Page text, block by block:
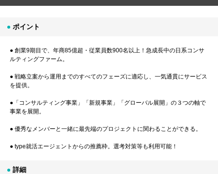
ポイント
● 創業9期目で、年商85億超・従業員数900名以上！急成長中の日系コンサ
ルティングファーム。
● 戦略立案から運用までのすべてのフェーズに適応し、一気通貫にサービス
を提供。
●「コンサルティング事業」「新規事業」「グローバル展開」の３つの軸で
事業を展開。
● 優秀なメンバーと一緒に最先端のプロジェクトに関わることができる。
● type就活エージェントからの推薦枠。選考対策等も利用可能！
詳細